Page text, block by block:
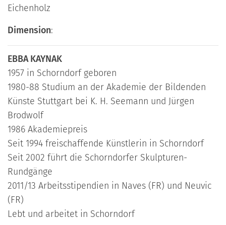
Eichenholz
Dimension:
EBBA KAYNAK
1957 in Schorndorf geboren
1980-88 Studium an der Akademie der Bildenden
Künste Stuttgart bei K. H. Seemann und Jürgen
Brodwolf
1986 Akademiepreis
Seit 1994 freischaffende Künstlerin in Schorndorf
Seit 2002 führt die Schorndorfer Skulpturen-
Rundgänge
2011/13 Arbeitsstipendien in Naves (FR) und Neuvic
(FR)
Lebt und arbeitet in Schorndorf